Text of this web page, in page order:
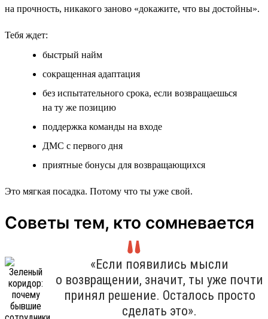
на прочность, никакого заново «докажите, что вы достойны».
Тебя ждет:
быстрый найм
сокращенная адаптация
без испытательного срока, если возвращаешься
на ту же позицию
поддержка команды на входе
ДМС с первого дня
приятные бонусы для возвращающихся
Это мягкая посадка. Потому что ты уже свой.
Советы тем, кто сомневается
«Если появились мысли
о возвращении, значит, ты уже почти
принял решение. Осталось просто
сделать это».